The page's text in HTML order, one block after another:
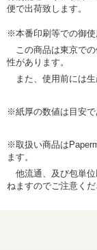
便で出荷致します。
※本番印刷等での御
この商品は東京での
性があります。
また、使用前には生
※紙厚の数値は目安で
※取扱い商品は
ます。
他流通、及び包単位
ねますのでご注意くだ